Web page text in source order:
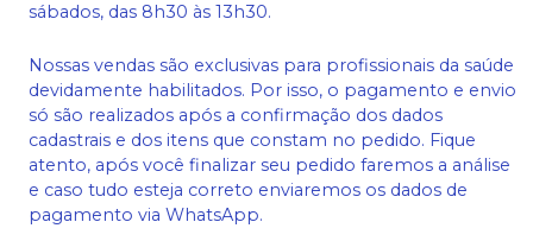
sábados, das 8h30 às 13h30.
Nossas vendas são exclusivas para profissionais da saúde
devidamente habilitados. Por isso, o pagamento e envio
só são realizados após a confirmação dos dados
cadastrais e dos itens que constam no pedido. Fique
atento, após você finalizar seu pedido faremos a análise
e caso tudo esteja correto enviaremos os dados de
pagamento via WhatsApp.